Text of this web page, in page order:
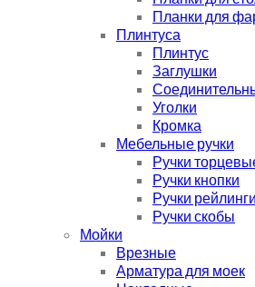
Планки для
Плинтуса
Плинтус
Заглушки
Уголки
Кромка
Мебельные ручки
Ручки
Ручки кнопки
Ручки рейлинги
Ручки скобы
Мойки
Врезные
Арматура для моек